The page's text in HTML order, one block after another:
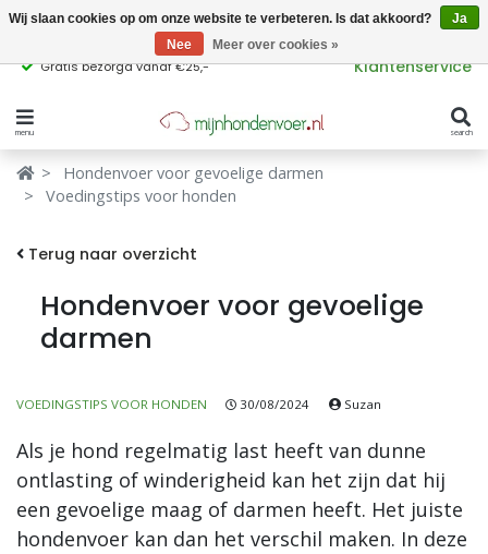
Wij slaan cookies op om onze website te verbeteren. Is dat akkoord?
Ja
Nee
Meer over cookies »
Gratis bezorgd vanaf €25,- Klantenservice
menu search
Verbergen
Merken
Hondenvoer
Kattenvoer
Ingrediënten
Blogs
Verbergen
Waar ben je naar op zoek?
Populaire
Hondenvoer voor gevoelige darmen
Voedingstips voor honden
Terug naar overzicht
Hondenvoer voor gevoelige
darmen
VOEDINGSTIPS VOOR HONDEN 30/08/2024 Suzan
Als je hond regelmatig last heeft van dunne
ontlasting of winderigheid kan het zijn dat hij
een gevoelige maag of darmen heeft. Het juiste
hondenvoer kan dan het verschil maken. In deze